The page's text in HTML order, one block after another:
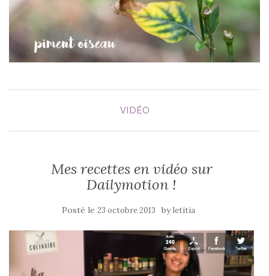
VIDÉO
Mes recettes en vidéo sur
Dailymotion !
Posté le 23 octobre 2013 byletitia